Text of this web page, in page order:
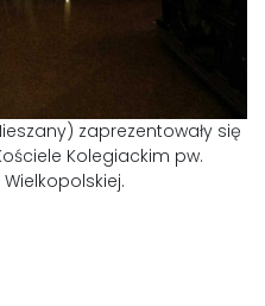
zaprezentowały się
Kolegiackim pw.